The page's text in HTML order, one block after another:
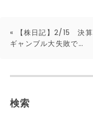
«
【株日記】2/15 決算
ギャンブル大失敗で…
検索